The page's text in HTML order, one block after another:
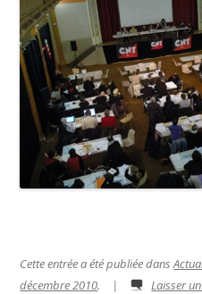
Cette entrée a été publiée dans
décembre 2010. | Laisser